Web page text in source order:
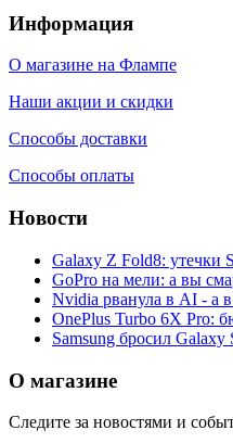
Информация
О магазине на Флампе
Наши акции и скидки
Способы доставки
Способы оплаты
Новости
Galaxy Z Fold8: утечки
GoPro на мели: а вы
Nvidia рванула в AI - а
OnePlus Turbo 6X Pro:
Samsung бросил
О магазине
Следите за новостями и